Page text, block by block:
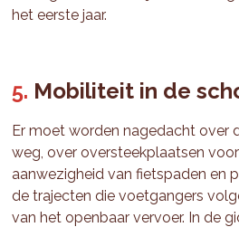
het eerste jaar.
Mobiliteit in de
Er moet worden nagedacht over
weg, over oversteekplaatsen
aanwezigheid van fietspaden en
de trajecten die voetgangers
van het openbaar vervoer. In de